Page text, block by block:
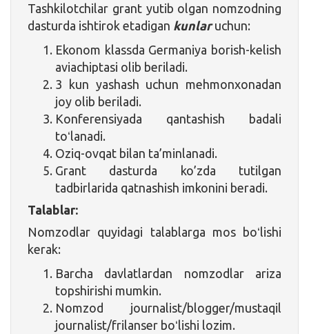
Tashkilotchilar grant yutib olgan nomzodning
dasturda ishtirok etadigan kunlaruchun:
Ekonom klassda Germaniya borish-kelish
aviachiptasi olib beriladi.
3 kun yashash uchun mehmonxonadan
joy olib beriladi.
Konferensiyada qantashish badali
toʻlanadi.
Oziq-ovqat bilan ta’minlanadi.
Grant dasturda ko’zda tutilgan
tadbirlarida qatnashish imkonini beradi.
Talablar:
Nomzodlar quyidagi talablarga mos boʻlishi
kerak:
Barcha davlatlardan nomzodlar ariza
topshirishi mumkin.
Nomzod journalist/blogger/mustaqil
journalist/frilanser boʻlishi lozim.